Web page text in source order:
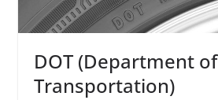
DOT (Department of
Transportation)